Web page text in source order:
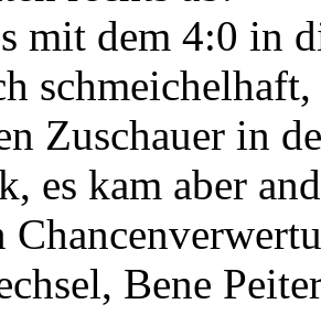
mit dem 4:0 in
Zuschauer in
es kam aber
Bene